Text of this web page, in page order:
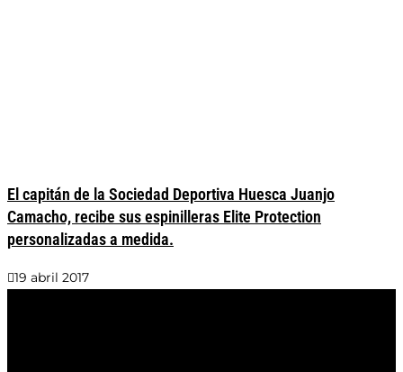
El capitán de la Sociedad Deportiva Huesca Juanjo
Camacho, recibe sus espinilleras Elite Protection
personalizadas a medida.
19 abril 2017